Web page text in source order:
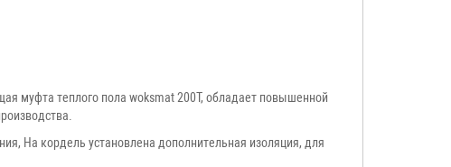
муфта теплого пола woksmat 200T, обладает повышенной
На кордель установлена дополнительная изоляция, для